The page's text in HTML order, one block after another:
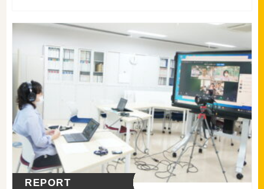
REPORT